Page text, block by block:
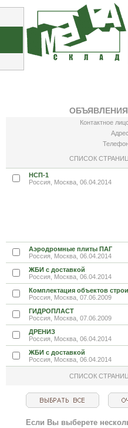
Контактное
СПИСОК
НСП-1
Россия, Москва, 06.04.2014
Аэродромные плиты ПАГ
Россия, Москва, 06.04.2014
ЖБИ с доставкой
Россия, Москва, 06.04.2014
Комплектация объектов
Россия, Москва, 07.06.2009
ГИДРОПЛАСТ
Россия, Москва, 07.06.2009
ДРЕНИЗ
Россия, Москва, 06.04.2014
ЖБИ с доставкой
Россия, Москва, 06.04.2014
СПИСОК
Если Вы выберете